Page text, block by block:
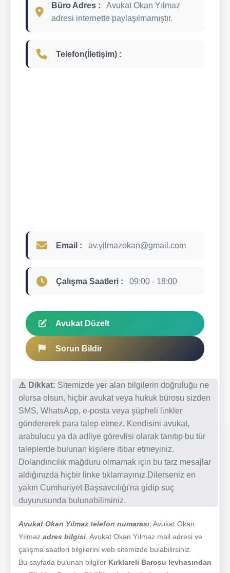
Büro Adres :
Avukat Okan Yılmaz
adresi internette paylaşılmamıştır.
Telefon(İletişim) :
Email : av.yilmazokan@gmail.com
Çalışma Saatleri : 09:00 - 18:00
Avukat Düzelt
Sorun Bildir
⚠️ Dikkat: Sitemizde yer alan bilgilerin doğruluğu ne
olursa olsun, hiçbir avukat veya hukuk bürosu sizden
SMS, WhatsApp, e-posta veya şüpheli linkler
göndererek para talep etmez. Kendisini avukat,
arabulucu ya da adliye görevlisi olarak tanıtıp bu tür
taleplerde bulunan kişilere itibar etmeyiniz.
Dolandırıcılık mağduru olmamak için bu tarz mesajlar
aldığınızda hiçbir linke tıklamayınız.Dilerseniz en
yakın Cumhuriyet Başsavcılığı'na gidip suç
duyurusunda bulunabilirsiniz.
Avukat Okan Yılmaz telefon numarası , Avukat Okan
Yılmaz adres bilgisi , Avukat Okan Yılmaz mail adresi ve
çalışma saatleri bilgilerini web sitemizde bulabilirsiniz.
Bu sayfada bulunan bilgiler Kırklareli Barosu levhasından